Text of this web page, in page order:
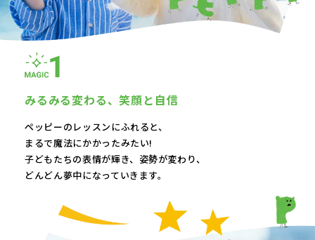
みるみる変わる、笑顔と自信
ペッピーのレッスンにふれると、
まるで魔法にかかったみたい!
子どもたちの表情が輝き、 姿勢が変わり、
どんどん夢中になっていきます。